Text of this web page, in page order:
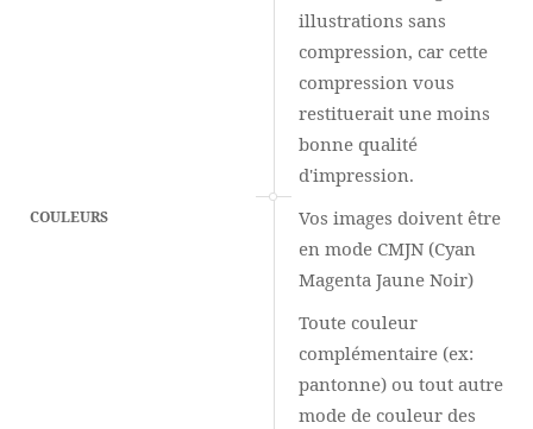
illustrations sans
compression, car cette
compression vous
restituerait une moins
bonne qualité
d'impression.
COULEURS
Vos images doivent être
en mode CMJN (Cyan
Magenta Jaune Noir)
Toute couleur
complémentaire (ex:
pantonne) ou tout autre
mode de couleur des